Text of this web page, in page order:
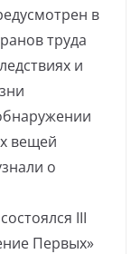
в
труда
и
вещей
о
III
Первых»